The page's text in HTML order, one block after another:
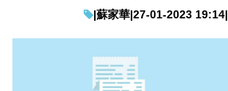
|蘇家華|27-01-2023 19:14|